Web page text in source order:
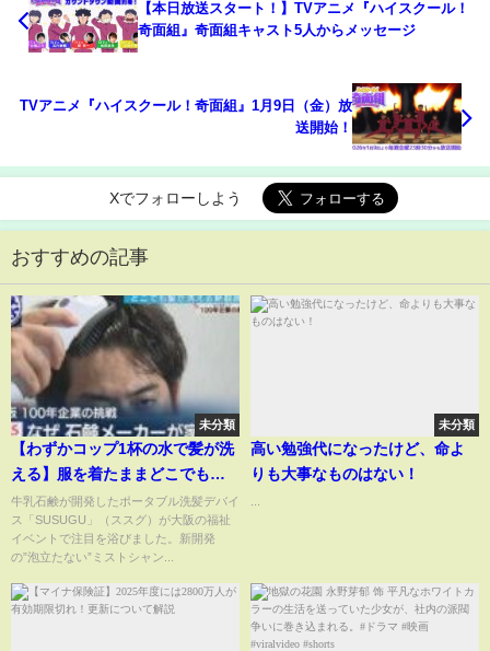
【本日放送スタート！】TVアニメ『ハイスクール！
奇面組』奇面組キャスト5人からメッセージ
TVアニメ『ハイスクール！奇面組』1月9日（金）放
送開始！
Xでフォローしよう
おすすめの記事
未分類
【わずかコップ1杯の水で髪が洗
える】服を着たままどこでも洗
髪！「SUSUGU」（ススグ）
牛乳石鹸が開発したポータブル洗髪デバイ
ス「SUSUGU」（ススグ）が大阪の福祉
イベントで注目を浴びました。新開発
の”泡立たない”ミストシャン...
未分類
高い勉強代になったけど、命よ
りも大事なものはない！